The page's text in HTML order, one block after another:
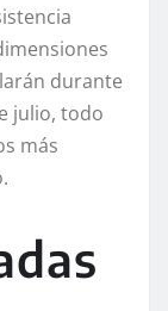
durante
julio, todo
más